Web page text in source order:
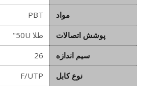
مواد
PBT
پوشش اتصالات
طلا 50U"
سیم اندازه
26
نوع کابل
F/UTP